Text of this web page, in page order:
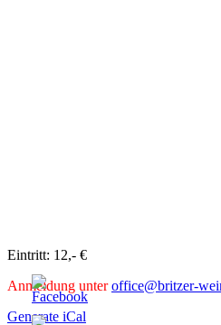
Eintritt: 12,- €
Anmeldung unteroffice@britzer-
Generate iCal